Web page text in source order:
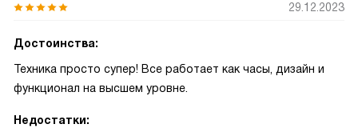
29.12.2023
Достоинства:
Техника просто супер! Все работает как часы, дизайн и
функционал на высшем уровне.
Недостатки: